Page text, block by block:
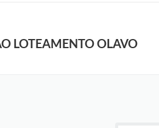
LOTEAMENTO OLAVO